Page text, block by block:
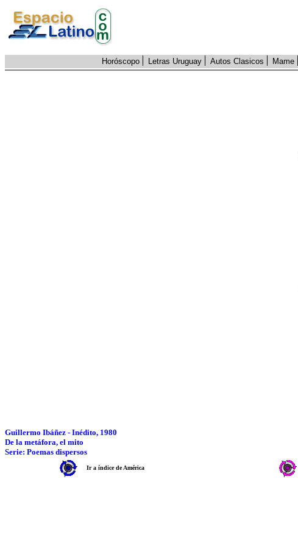
Horóscopo Letras Uruguay Autos Clasicos Mame
Guillermo Ibáñez - Inédito, 1980
De la metáfora, el mito
Serie: Poemas dispersos
Ir a índice de América